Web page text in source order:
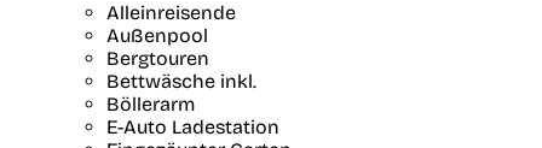
Alleinreisende
Außenpool
Bergtouren
Bettwäsche inkl.
Böllerarm
E-Auto Ladestation